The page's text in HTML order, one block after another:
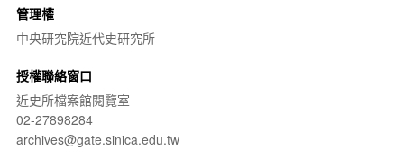
管理權
中央研究院近代史研究所
授權聯絡窗口
近史所檔案館閱覽室
02-27898284
archives@gate.sinica.edu.tw